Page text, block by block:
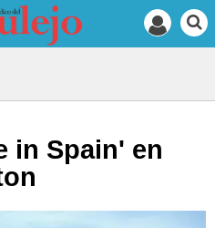
in Spain' en